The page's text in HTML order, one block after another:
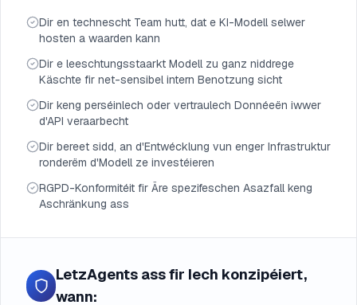
Dir en technescht Team hutt, dat e KI-Modell selwer
hosten a waarden kann
Dir e leeschtungsstaarkt Modell zu ganz niddrege
Käschte fir net-sensibel intern Benotzung sicht
Dir keng perséinlech oder vertraulech Donnéeën iwwer
d'API veraarbecht
Dir bereet sidd, an d'Entwécklung vun enger Infrastruktur
ronderëm d'Modell ze investéieren
RGPD-Konformitéit fir Äre spezifeschen Asazfall keng
Aschränkung ass
LetzAgents ass fir Iech konzipéiert,
wann: